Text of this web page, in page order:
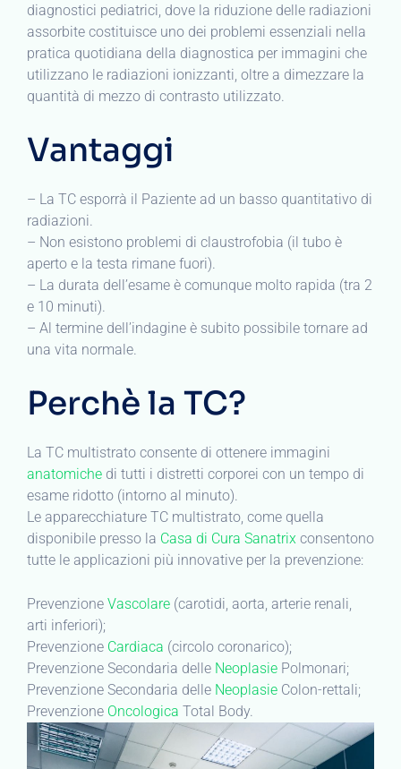
diagnostici pediatrici, dove la riduzione delle radiazioni
assorbite costituisce uno dei problemi essenziali nella
pratica quotidiana della diagnostica per immagini che
utilizzano le radiazioni ionizzanti, oltre a dimezzare la
quantità di mezzo di contrasto utilizzato.
Vantaggi
– La TC esporrà il Paziente ad un basso quantitativo di
radiazioni.
– Non esistono problemi di claustrofobia (il tubo è
aperto e la testa rimane fuori).
– La durata dell’esame è comunque molto rapida (tra 2
e 10 minuti).
– Al termine dell’indagine è subito possibile tornare ad
una vita normale.
Perchè la TC?
La TC multistrato consente di ottenere immagini
anatomiche di tutti i distretti corporei con un tempo di
esame ridotto (intorno al minuto).
Le apparecchiature TC multistrato, come quella
disponibile presso la Casa di Cura Sanatrix consentono
tutte le applicazioni più innovative per la prevenzione:
Prevenzione Vascolare (carotidi, aorta, arterie renali,
arti inferiori);
Prevenzione Cardiaca (circolo coronarico);
Prevenzione Secondaria delle Neoplasie Polmonari;
Prevenzione Secondaria delle Neoplasie Colon-rettali;
Prevenzione Oncologica Total Body.